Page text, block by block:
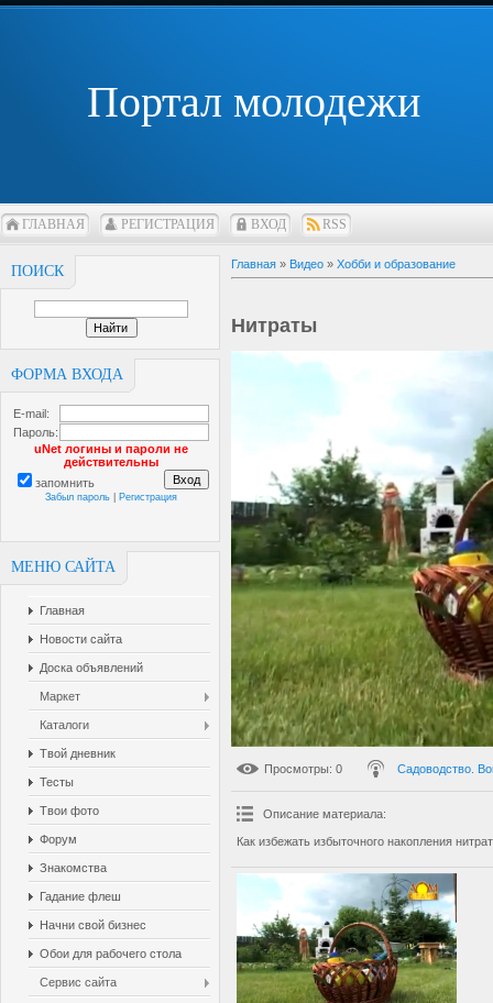
Портал молодежи
ГЛАВНАЯ РЕГИСТРАЦИЯ ВХОД RSS
ПОИСК
ФОРМА ВХОДА
E-mail:
Пароль:
uNet логины и пароли не
действительны
запомнить
Забыл пароль Регистрация
МЕНЮ САЙТА
Главная
Новости сайта
Доска объявлений
Маркет
Каталоги
Твой дневник
Тесты
Твои фото
Форум
Знакомства
Гадание флеш
Начни свой бизнес
Обои для рабочего стола
Сервис сайта
Главная » Видео » Хобби и образование
Нитраты
Просмотры: 0 Садоводство.
Описание материала:
Как избежать избыточного накопления